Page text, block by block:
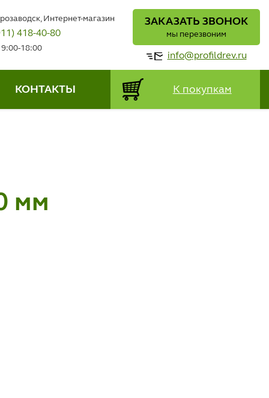
Интернет-магазин
418-40-80
9:00-18:00
ЗАКАЗАТЬ ЗВОНОК
мы перезвоним
info@profildrev.ru
КОНТАКТЫ К покупкам
мм